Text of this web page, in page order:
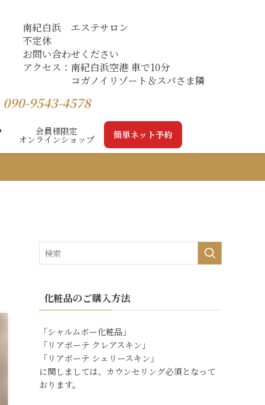
会員様限定
オンラインショップ 簡単ネット予約
南紀白浜 エステサロン
不定休
お問い合わせください
アクセス：南紀白浜空港 車で10分
コガノイリゾート＆スパさま隣
090-9543-4578
化粧品のご購入方法
「シャルムボー化粧品」
「リアボーテ クレアスキン」
「リアボーテ シェリースキン」
に関しましては、カウンセリング必須となって
おります。